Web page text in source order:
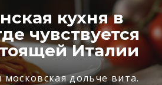
кухня в
чувствуется
Италии
дольче вита.